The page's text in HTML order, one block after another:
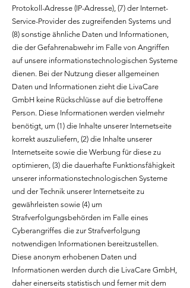
Protokoll-Adresse (IP-Adresse), (7) der Internet-
Service-Provider des zugreifenden Systems und
(8) sonstige ähnliche Daten und Informationen,
die der Gefahrenabwehr im Falle von Angriffen
auf unsere informationstechnologischen Systeme
dienen. Bei der Nutzung dieser allgemeinen
Daten und Informationen zieht die LivaCare
GmbH keine Rückschlüsse auf die betroffene
Person. Diese Informationen werden vielmehr
benötigt, um (1) die Inhalte unserer Internetseite
korrekt auszuliefern, (2) die Inhalte unserer
Internetseite sowie die Werbung für diese zu
optimieren, (3) die dauerhafte Funktionsfähigkeit
unserer informationstechnologischen Systeme
und der Technik unserer Internetseite zu
gewährleisten sowie (4) um
Strafverfolgungsbehörden im Falle eines
Cyberangriffes die zur Strafverfolgung
notwendigen Informationen bereitzustellen.
Diese anonym erhobenen Daten und
Informationen werden durch die LivaCare GmbH,
daher einerseits statistisch und ferner mit dem